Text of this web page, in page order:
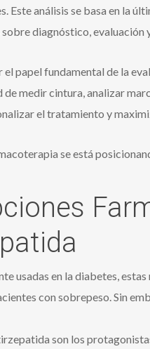
Este análisis se basa en la
sobre diagnóstico,
papel fundamental de la
de medir cintura, analizar
el tratamiento y
se está
usadas en la diabetes,
con sobrepeso. Sin
son los